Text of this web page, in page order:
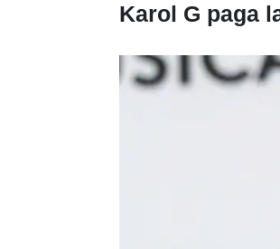
Karol G paga